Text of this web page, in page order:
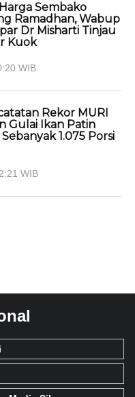
Sembako
Ramadhan, Wabup
Dr Misharti Tinjau
Kuok
WIB
Rekor MURI
Gulai Ikan Patin
Sebanyak 1.075 Porsi
WIB